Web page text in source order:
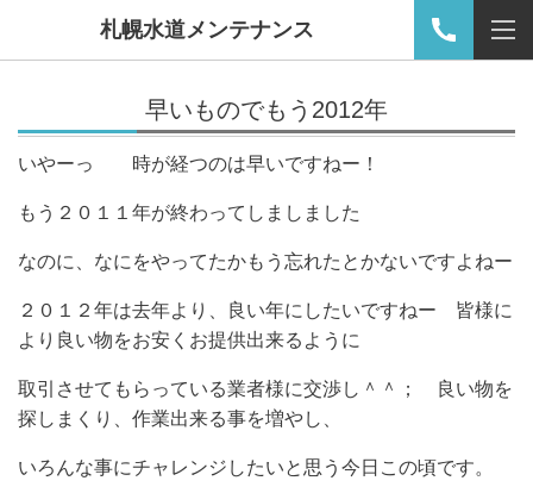
札幌水道メンテナンス
早いものでもう2012年
いやーっ 時が経つのは早いですねー！
もう２０１１年が終わってしましました
なのに、なにをやってたかもう忘れたとかないですよねー
２０１２年は去年より、良い年にしたいですねー 皆様に
より良い物をお安くお提供出来るように
取引させてもらっている業者様に交渉し＾＾； 良い物を
探しまくり、作業出来る事を増やし、
いろんな事にチャレンジしたいと思う今日この頃です。